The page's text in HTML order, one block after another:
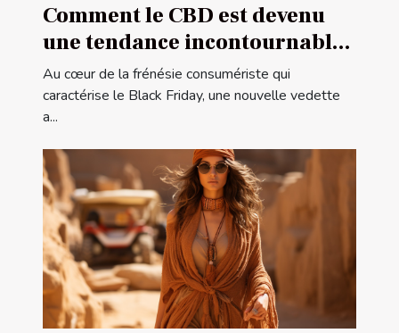
Comment le CBD est devenu
une tendance incontournable
du Black Friday
Au cœur de la frénésie consumériste qui
caractérise le Black Friday, une nouvelle vedette
a...